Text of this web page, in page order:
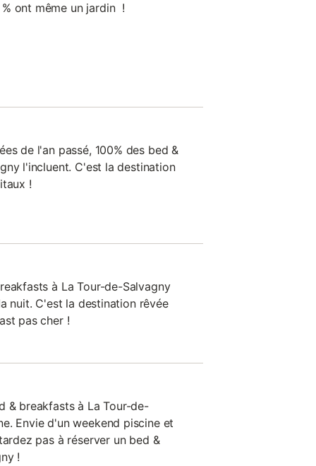
ont même un jardin !
de l'an passé, 100% des bed &
l'incluent. C'est la destination
!
à La Tour-de-Salvagny
nuit. C'est la destination rêvée
pas cher !
& breakfasts à La Tour-de-
Envie d'un weekend piscine et
pas à réserver un bed &
!